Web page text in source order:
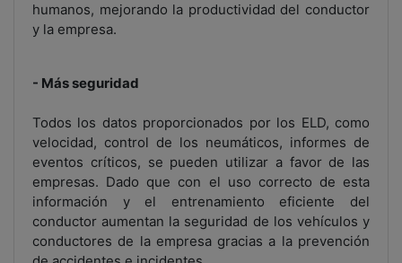
humanos, mejorando la productividad del conductor
y la empresa.
- Más seguridad
Todos los datos proporcionados por los ELD, como
velocidad, control de los neumáticos, informes de
eventos críticos, se pueden utilizar a favor de las
empresas. Dado que con el uso correcto de esta
información y el entrenamiento eficiente del
conductor aumentan la seguridad de los vehículos y
conductores de la empresa gracias a la prevención